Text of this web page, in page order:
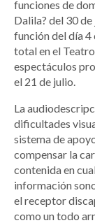
funciones de
Dalila? del 30
función del día
total en el
espectáculos
el 21 de julio.
La
dificultades
sistema de
compensar la
contenida en
información
el receptor
como un todo